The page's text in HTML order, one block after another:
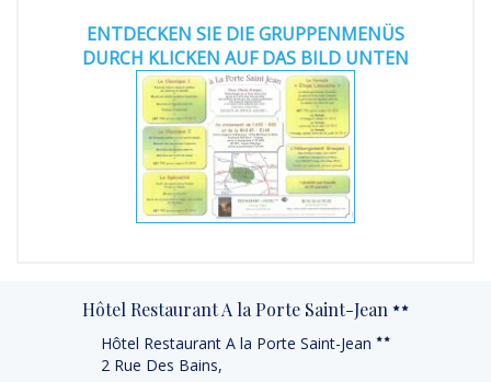
ENTDECKEN SIE DIE GRUPPENMENÜS
DURCH KLICKEN AUF DAS BILD UNTEN
Hôtel Restaurant A la Porte Saint-Jean
Hôtel Restaurant A la Porte Saint-Jean
2 Rue Des Bains,